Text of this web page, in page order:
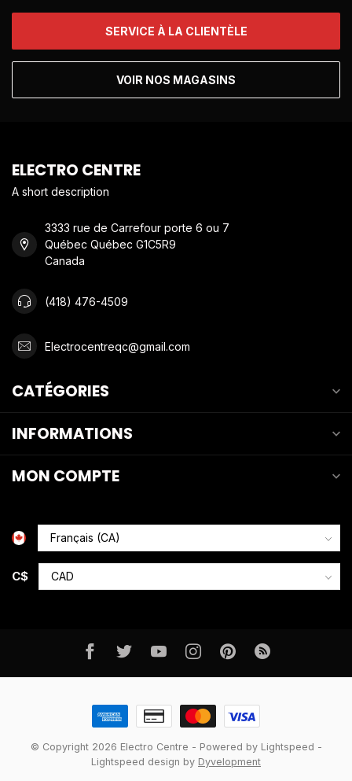
SERVICE À LA CLIENTÈLE
VOIR NOS MAGASINS
ELECTRO CENTRE
A short description
3333 rue de Carrefour porte 6 ou 7
Québec Québec G1C5R9
Canada
(418) 476-4509
Electrocentreqc@gmail.com
CATÉGORIES
INFORMATIONS
MON COMPTE
C$
© Copyright 2026 Electro Centre - Powered by Lightspeed -
Lightspeed design by Dyvelopment